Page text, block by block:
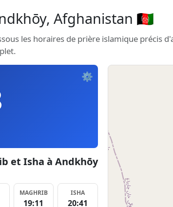
Afghanistan 🇦🇫
les horaires de prière islamique précis
⚙️
et Isha à Andkhōy
MAGHRIB
19:11
ISHA
20:41